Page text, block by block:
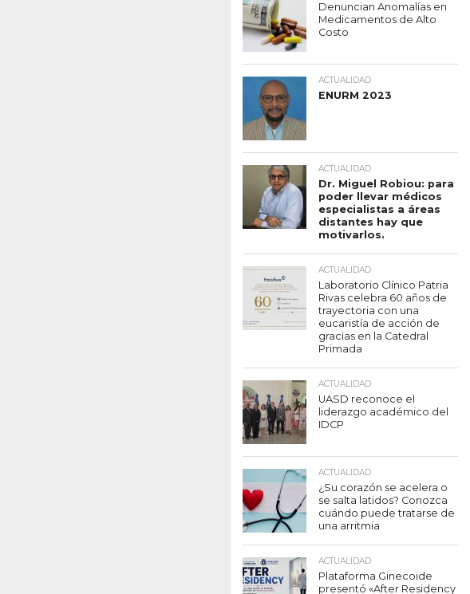
Denuncian Anomalías en
Medicamentos de Alto
Costo
ACTUALIDAD
ENURM 2023
ACTUALIDAD
Dr. Miguel Robiou: para
poder llevar médicos
especialistas a áreas
distantes hay que
motivarlos.
ACTUALIDAD
Laboratorio Clínico Patria
Rivas celebra 60 años de
trayectoria con una
eucaristía de acción de
gracias en la Catedral
Primada
ACTUALIDAD
UASD reconoce el
liderazgo académico del
IDCP
ACTUALIDAD
¿Su corazón se acelera o
se salta latidos? Conozca
cuándo puede tratarse de
una arritmia
ACTUALIDAD
Plataforma Ginecoide
presentó «After Residency